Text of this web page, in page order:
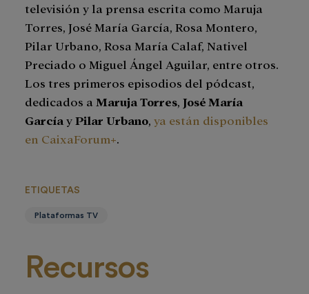
televisión y la prensa escrita como Maruja
Torres, José María García, Rosa Montero,
Pilar Urbano, Rosa María Calaf, Nativel
Preciado o Miguel Ángel Aguilar, entre otros.
Los tres primeros episodios del pódcast,
dedicados a Maruja Torres, José María
García yPilar Urbano, ya están disponibles
en CaixaForum+.
ETIQUETAS
Plataformas TV
Recursos